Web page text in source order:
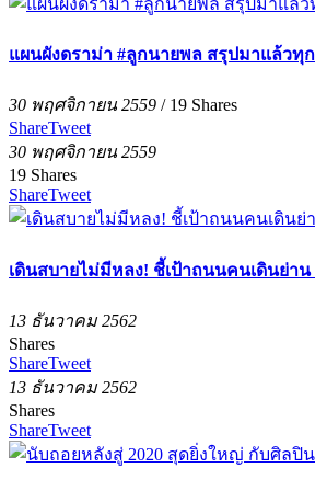
แผนผังดราม่า #ลูกนายพล สรุปมาแล้วทุ
30 พฤศจิกายน 2559 / 19 Shares
ShareTweet
30 พฤศจิกายน 2559
19 Shares
ShareTweet
เดินสบายไม่มีหลง! ชี้เป้าถนนคนเดินย่าน
13 ธันวาคม 2562
Shares
ShareTweet
13 ธันวาคม 2562
Shares
ShareTweet